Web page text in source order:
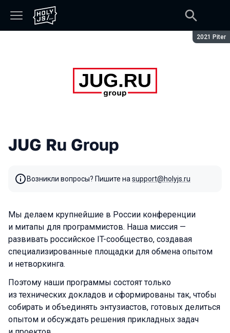
Сезон:
2021 Piter
JUG Ru Group
Возникли вопросы? Пишите наsupport@holyjs.ru
Мы делаем крупнейшие в России конференции
и митапы для программистов. Наша миссия —
развивать российское IT-сообщество, создавая
специализированные площадки для обмена опытом
и нетворкинга.
Поэтому наши программы состоят только
из технических докладов и сформированы так, чтобы
собирать и объединять энтузиастов, готовых делиться
опытом и обсуждать решения прикладных задач